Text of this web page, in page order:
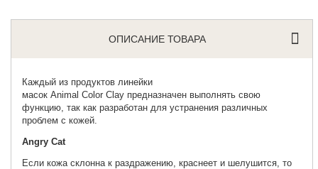
ОПИСАНИЕ ТОВАРА
Каждый из продуктов линейки
масокAnimalColorClay предназначен выполнять свою
функцию, так как разработан для устранения различных
проблем с кожей.
Angry Cat
Если кожа склонна к раздражению, краснеет и шелушится, то